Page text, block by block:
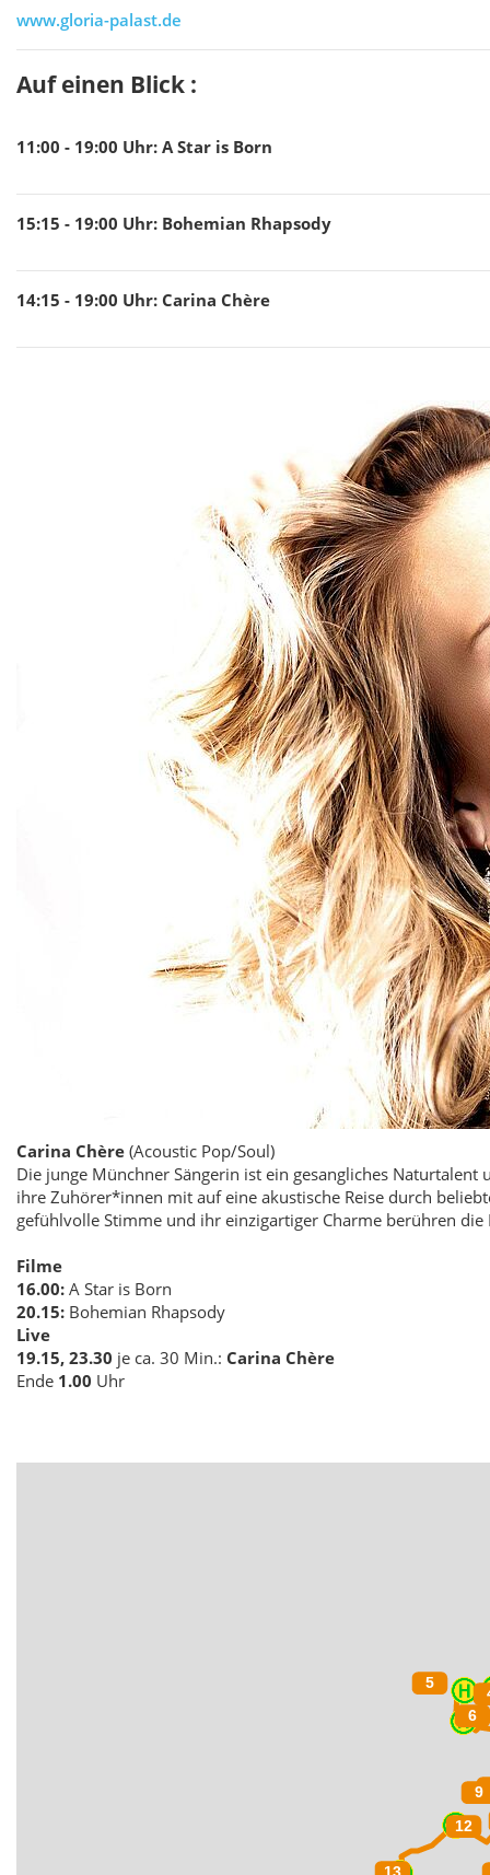
www.gloria-palast.de
Auf einen Blick :
11:00 - 19:00 Uhr: A Star is Born
15:15 - 19:00 Uhr: Bohemian Rhapsody
14:15 - 19:00 Uhr: Carina Chère
Carina Chère (Acoustic Pop/Soul)
Die junge Münchner Sängerin ist ein gesangliches
ihre Zuhörer*innen mit auf eine akustische Reise durch
gefühlvolle Stimme und ihr einzigartiger Charme berühren
Filme
16.00: A Star is Born
20.15: Bohemian Rhapsody
Live
19.15, 23.30 je ca. 30 Min.: Carina Chère
Ende 1.00 Uhr